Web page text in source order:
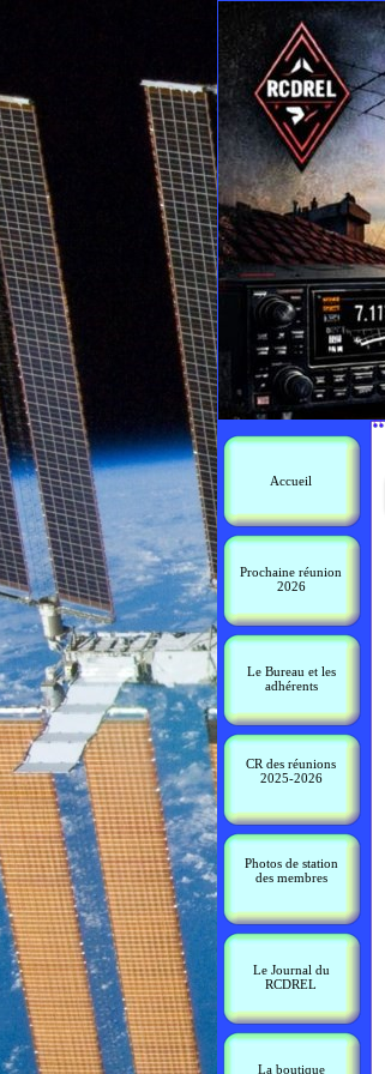
Accueil
Prochaine réunion
2026
Le Bureau et les
adhérents
CR des réunions
2025-2026
Photos de station
des membres
Le Journal du
RCDREL
La boutique